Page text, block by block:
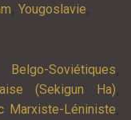
, Yougoslavie,
Soviétiques,
(Sekigun Ha),
Marxiste-Léniniste,